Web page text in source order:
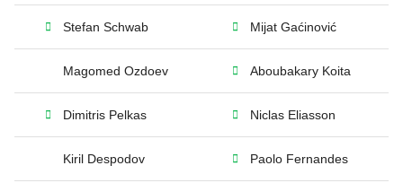
Stefan Schwab Mijat Gaćinović
Magomed Ozdoev Aboubakary Koita
Dimitris Pelkas Niclas Eliasson
Kiril Despodov Paolo Fernandes